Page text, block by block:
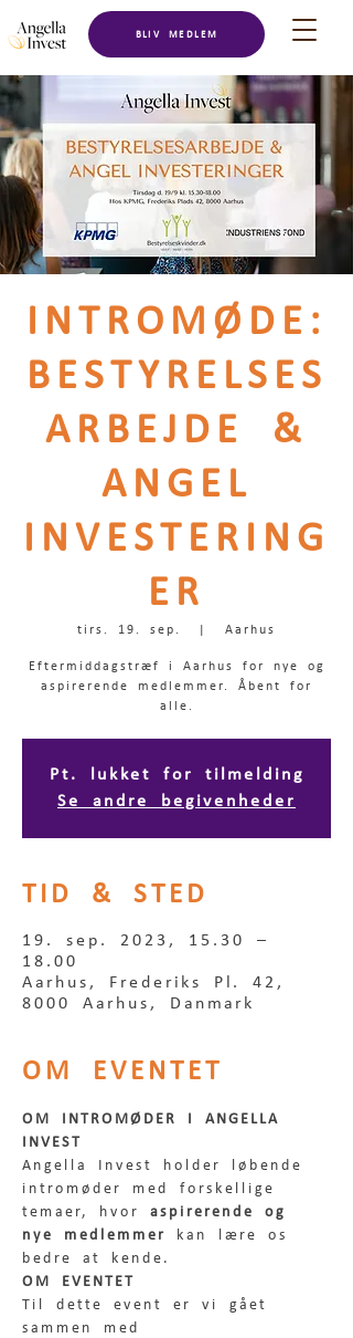
BLIV MEDLEM
INTROMØDE:
BESTYRELSES
ARBEJDE &
ANGEL
INVESTERING
ER
tirs. 19. sep. Aarhus
Eftermiddagstræf i Aarhus for nye og
aspirerende medlemmer. Åbent for
alle.
Pt. lukket for tilmelding
Se andre begivenheder
TID & STED
19. sep. 2023, 15.30 –
18.00
Aarhus, Frederiks Pl. 42,
8000 Aarhus, Danmark
OM EVENTET
OM INTROMØDER I ANGELLA
INVEST
Angella Invest holder løbende
intromøder med forskellige
temaer, hvor aspirerende og
nye medlemmer kan lære os
bedre at kende.
OM EVENTET
Til dette event er vi gået
sammen med